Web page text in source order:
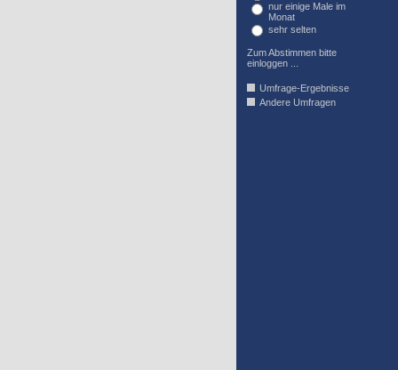
nur einige Male im
Monat
sehr selten
Zum Abstimmen bitte
einloggen ...
Umfrage-Ergebnisse
Andere Umfragen